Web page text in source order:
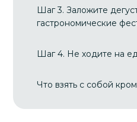
Шаг 3. Заложите
гастрономические
Шаг 4. Не ходите на
Что взять с собой